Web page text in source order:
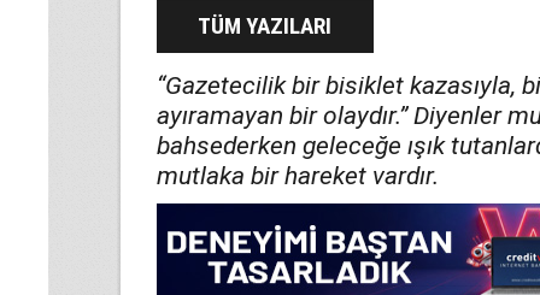
TÜM YAZILARI
“Gazetecilik bir bisiklet kazasıyla,
ayıramayan bir olaydır.” Diyenler
bahsederken geleceğe ışık
mutlaka bir hareket vardır.